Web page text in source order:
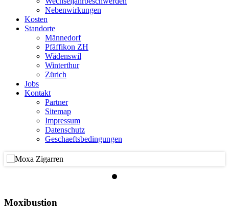
Nebenwirkungen
Kosten
Standorte
Männedorf
Pfäffikon ZH
Wädenswil
Winterthur
Zürich
Jobs
Kontakt
Partner
Sitemap
Impressum
Datenschutz
Geschaeftsbedingungen
Moxibustion